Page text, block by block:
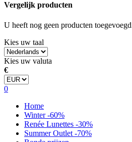
Vergelijk producten
U heeft nog geen producten
Kies uw taal
Kies uw valuta
€
0
Home
Winter -60%
Renée Lunettes -30%
Summer Outlet -70%